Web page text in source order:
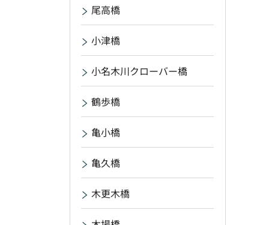
尾高橋
小津橋
小名木川クローバー橋
鶴歩橋
亀小橋
亀久橋
木更木橋